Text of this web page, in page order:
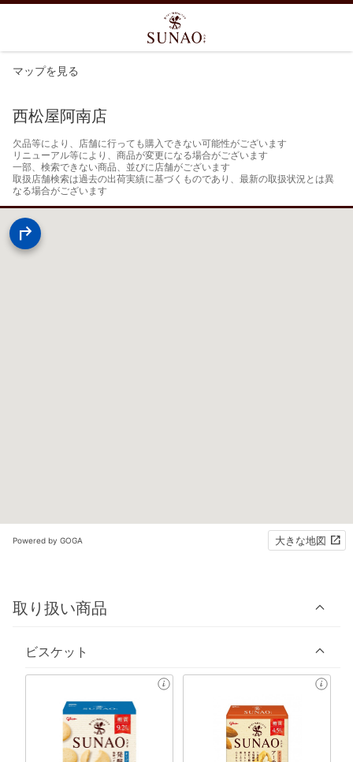
マップを見る
西松屋阿南店
欠品等により、店舗に行っても購入できない可能性がございます
リニューアル等により、商品が変更になる場合がございます
一部、検索できない商品、並びに店舗がございます
取扱店舗検索は過去の出荷実績に基づくものであり、最新の取扱状況とは異
なる場合がございます
Powered by GOGA 大きな地図
取り扱い商品
ビスケット